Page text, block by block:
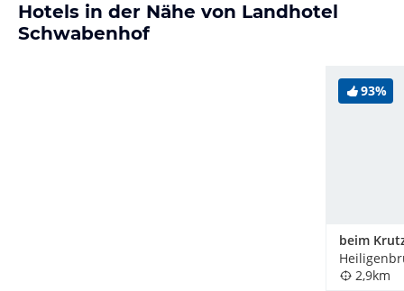
Hotels in der Nähe von Landhotel
Schwabenhof
93%
2,9km